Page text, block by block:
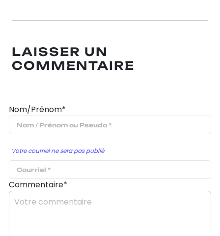
LAISSER UN
COMMENTAIRE
Nom/Prénom*
Votre courriel ne sera pas publié
Commentaire*